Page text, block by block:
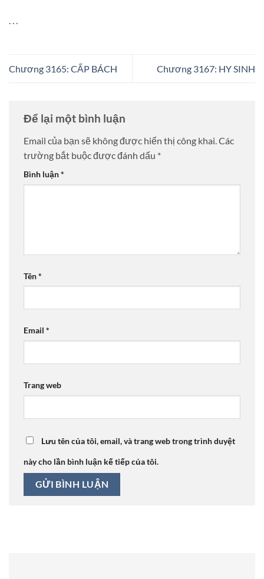
. . .
Chương 3165: CẤP BÁCH Chương 3167: HY SINH
Để lại một bình luận
Email của bạn sẽ không được hiển thị công khai.Các
trường bắt buộc được đánh dấu *
Bình luận*
Tên*
Email *
Trang web
Lưu tên của tôi, email, và trang web trong trình duyệt
này cho lần bình luận kế tiếp của tôi.